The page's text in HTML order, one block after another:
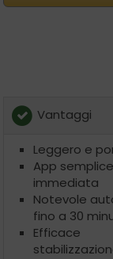
Vantaggi
Leggero e
App
immediata
Notevole
fino a 30
Efficace